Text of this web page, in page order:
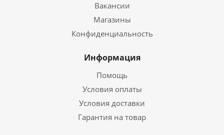
Вакансии
Магазины
Конфиденциальность
Информация
Помощь
Условия оплаты
Условия доставки
Гарантия на товар